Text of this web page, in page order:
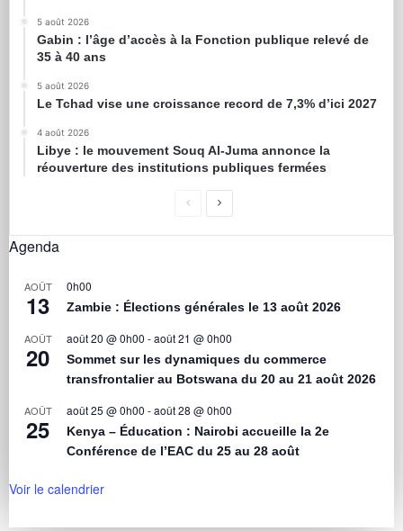
5 août 2026
Gabin : l’âge d’accès à la Fonction publique relevé de
35 à 40 ans
5 août 2026
Le Tchad vise une croissance record de 7,3% d’ici 2027
4 août 2026
Libye : le mouvement Souq Al-Juma annonce la
réouverture des institutions publiques fermées
Agenda
AOÛT
13
0h00
Zambie : Élections générales le 13 août 2026
AOÛT
20
août 20 @ 0h00 -août 21 @ 0h00
Sommet sur les dynamiques du commerce
transfrontalier au Botswana du 20 au 21 août 2026
AOÛT
25
août 25 @ 0h00 -août 28 @ 0h00
Kenya – Éducation : Nairobi accueille la 2e
Conférence de l’EAC du 25 au 28 août
Voir le calendrier